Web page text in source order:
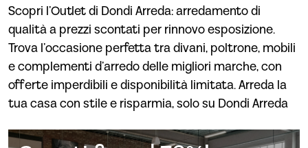
Scopri l’Outlet di Dondi Arreda: arredamento di
qualità a prezzi scontati per rinnovo esposizione.
Trova l’occasione perfetta tra divani, poltrone, mobili
e complementi d’arredo delle migliori marche, con
offerte imperdibili e disponibilità limitata. Arreda la
tua casa con stile e risparmia, solo su Dondi Arreda